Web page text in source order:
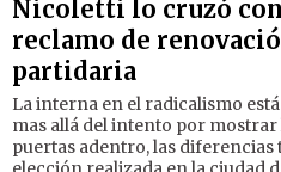
Nicoletti lo cruzó
reclamo de
partidaria
La interna en el radicalismo
mas allá del intento por
puertas adentro, las diferencias